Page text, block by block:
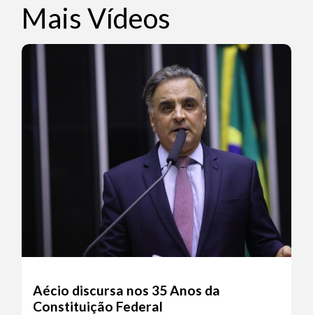
Mais Vídeos
Aécio discursa nos 35 Anos da
Constituição Federal